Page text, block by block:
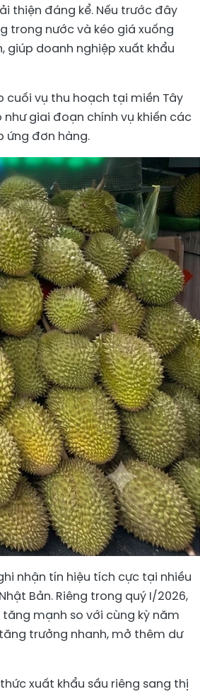
thiện đáng kể. Nếu trước đây
trong nước và kéo giá xuống
giúp doanh nghiệp xuất khẩu
cuối vụ thu hoạch tại miền Tây
giai đoạn chính vụ khiến các
ứng đơn hàng.
nhận tín hiệu tích cực tại nhiều
Bản. Riêng trong quý I/2026,
tăng mạnh so với cùng kỳ năm
trưởng nhanh, mở thêm dư
xuất khẩu sầu riêng sang thị